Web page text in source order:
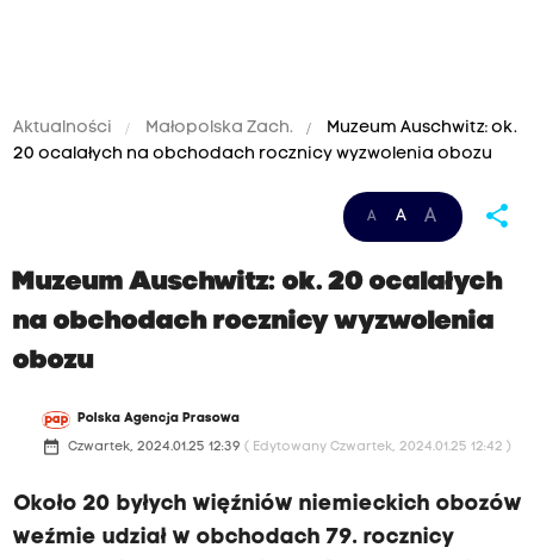
Aktualności Małopolska Zach.
Muzeum Auschwitz: ok.
20 ocalałych na obchodach rocznicy wyzwolenia obozu
A A A share
Muzeum Auschwitz: ok. 20 ocalałych
na obchodach rocznicy wyzwolenia
obozu
Polska Agencja Prasowa
date_range Czwartek, 2024.01.25 12:39 ( Edytowany Czwartek, 2024.01.25 12:42 )
Około 20 byłych więźniów niemieckich obozów
weźmie udział w obchodach 79. rocznicy
M
u
z